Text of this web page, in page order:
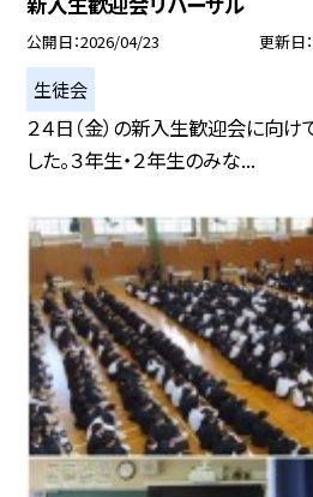
公開日 2026/04/23 更新日
生徒会
２４日（金）の新入生歓迎会に向
した。３年生・２年生のみな...